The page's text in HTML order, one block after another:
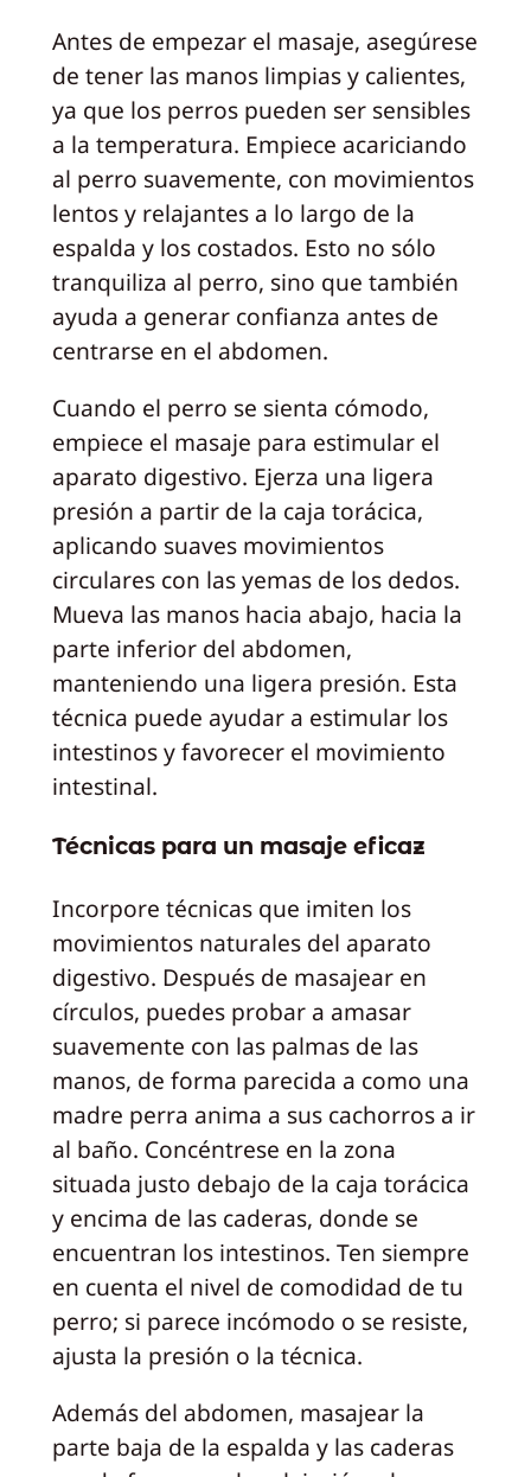
Antes de empezar el masaje, asegúrese
de tener las manos limpias y calientes,
ya que los perros pueden ser sensibles
a la temperatura. Empiece acariciando
al perro suavemente, con movimientos
lentos y relajantes a lo largo de la
espalda y los costados. Esto no sólo
tranquiliza al perro, sino que también
ayuda a generar confianza antes de
centrarse en el abdomen.
Cuando el perro se sienta cómodo,
empiece el masaje para estimular el
aparato digestivo. Ejerza una ligera
presión a partir de la caja torácica,
aplicando suaves movimientos
circulares con las yemas de los dedos.
Mueva las manos hacia abajo, hacia la
parte inferior del abdomen,
manteniendo una ligera presión. Esta
técnica puede ayudar a estimular los
intestinos y favorecer el movimiento
intestinal.
Técnicas para un masaje eficaz
Incorpore técnicas que imiten los
movimientos naturales del aparato
digestivo. Después de masajear en
círculos, puedes probar a amasar
suavemente con las palmas de las
manos, de forma parecida a como una
madre perra anima a sus cachorros a ir
al baño. Concéntrese en la zona
situada justo debajo de la caja torácica
y encima de las caderas, donde se
encuentran los intestinos. Ten siempre
en cuenta el nivel de comodidad de tu
perro; si parece incómodo o se resiste,
ajusta la presión o la técnica.
Además del abdomen, masajear la
parte baja de la espalda y las caderas